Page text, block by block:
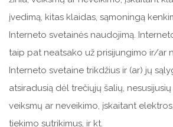
įvedimą, kitas klaidas, sąmoningą
Interneto svetainės naudojimą.
taip pat neatsako už prisijungimo ir/ar
Interneto svetaine trikdžius ir (ar) jų
atsiradusią dėl trečiųjų šalių,
veiksmų ar neveikimo, įskaitant
tiekimo sutrikimus, ir kt.